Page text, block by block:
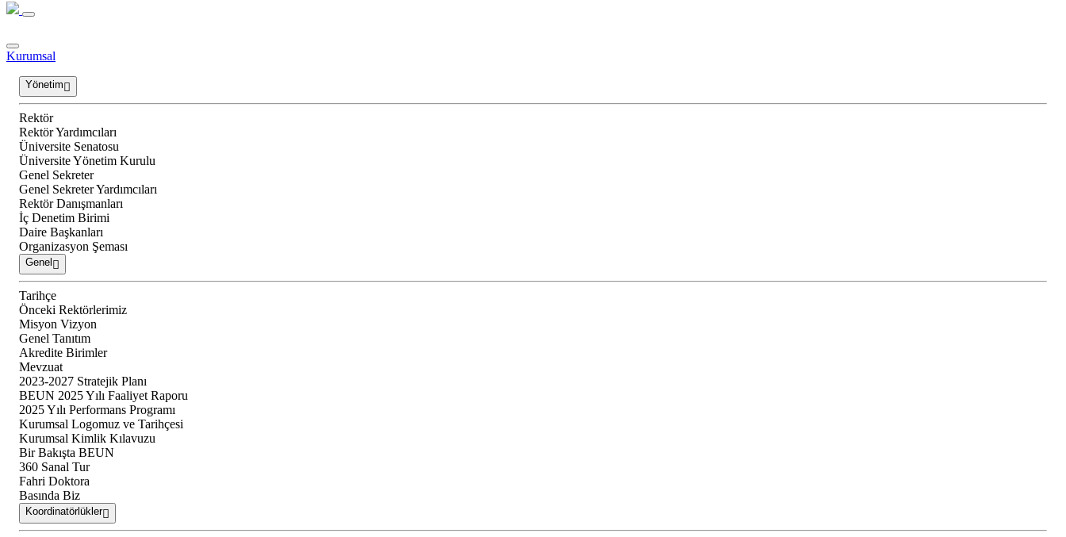
Kurumsal
Yönetim
Rektör
Rektör Yardımcıları
Üniversite Senatosu
Üniversite Yönetim Kurulu
Genel Sekreter
Genel Sekreter Yardımcıları
Rektör Danışmanları
İç Denetim Birimi
Daire Başkanları
Organizasyon Şeması
Genel
Tarihçe
Önceki Rektörlerimiz
Misyon Vizyon
Genel Tanıtım
Akredite Birimler
Mevzuat
2023-2027 Stratejik Planı
BEUN 2025 Yılı Faaliyet Raporu
2025 Yılı Performans Programı
Kurumsal Logomuz ve Tarihçesi
Kurumsal Kimlik Kılavuzu
Bir Bakışta BEUN
360 Sanal Tur
Fahri Doktora
Basında Biz
Koordinatörlükler